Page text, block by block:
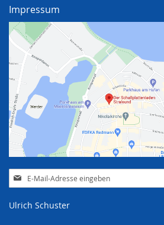
Impressum
Anmeldung
zum
Ulrich Schuster